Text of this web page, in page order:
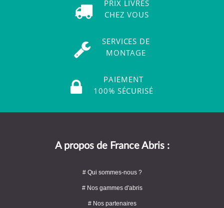
PRIX LIVRÉS
CHEZ VOUS
SERVICES DE
MONTAGE
PAIEMENT
100% SÉCURISÉ
A propos de France Abris :
# Qui sommes-nous ?
# Nos gammes d'abris
# Nos partenaires